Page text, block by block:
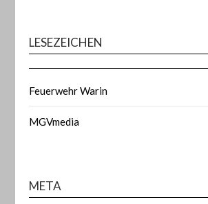
LESEZEICHEN
Feuerwehr Warin
MGVmedia
META